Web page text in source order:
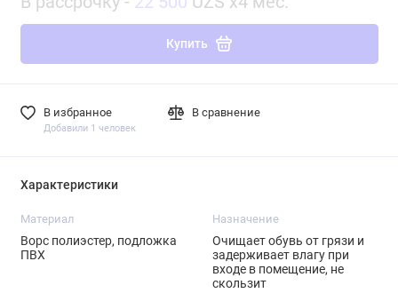
Купить
В избранное
Добавили 1 человек
В сравнение
Характеристики
Материал
Ворс полиэстер, подложка
ПВХ
Назначение
Очищает обувь от грязи и
задерживает влагу при
входе в помещение, не
скользит